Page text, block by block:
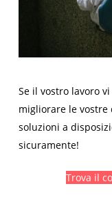
Se il vostro lavoro
migliorare le vostre
soluzioni a
sicuramente!
Trova il